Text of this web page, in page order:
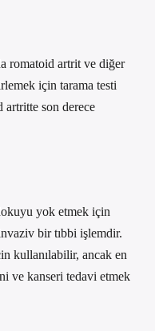
romatoid artrit ve diğer
için tarama testi
son derece
yok etmek için
bir tıbbi işlemdir.
kullanılabilir, ancak en
ve kanseri tedavi etmek